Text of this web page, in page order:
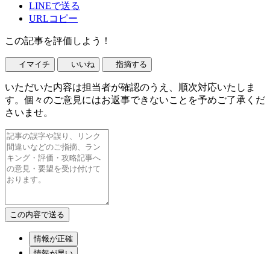
LINEで送る
URLコピー
この記事を評価しよう！
イマイチ いいね 指摘する
いただいた内容は担当者が確認のうえ、順次対応いたしま
す。個々のご意見にはお返事できないことを予めご了承くだ
さいませ。
情報が正確